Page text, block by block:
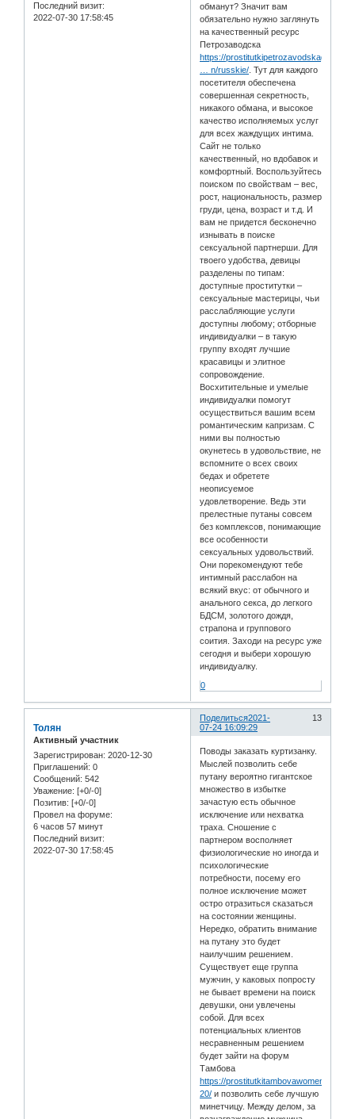
Последний визит:
2022-07-30 17:58:45
обманут? Значит вам
обязательно нужно заглянуть
на качественный ресурс
Петрозаводска
https://prostitutkipetrozavodskagirls.o
… n/russkie/ . Тут для каждого
посетителя обеспечена
совершенная секретность,
никакого обмана, и высокое
качество исполняемых услуг
для всех жаждущих интима.
Сайт не только
качественный, но вдобавок и
комфортный. Воспользуйтесь
поиском по свойствам – вес,
рост, национальность, размер
груди, цена, возраст и т.д. И
вам не придется бесконечно
изнывать в поиске
сексуальной партнерши. Для
твоего удобства, девицы
разделены по типам:
доступные проститутки –
сексуальные мастерицы, чьи
расслабляющие услуги
доступны любому; отборные
индивидуалки – в такую
группу входят лучшие
красавицы и элитное
сопровождение.
Восхитительные и умелые
индивидуалки помогут
осуществиться вашим всем
романтическим капризам. С
ними вы полностью
окунетесь в удовольствие, не
вспомните о всех своих
бедах и обретете
неописуемое
удовлетворение. Ведь эти
прелестные путаны совсем
без комплексов, понимающие
все особенности
сексуальных удовольствий.
Они порекомендуют тебе
интимный расслабон на
всякий вкус: от обычного и
анального секса, до легкого
БДСМ, золотого дождя,
страпона и группового
соития. Заходи на ресурс уже
сегодня и выбери хорошую
индивидуалку.
0
Поделиться 13
2021-
07-24 16:09:29
Толян
Активный участник
Зарегистрирован: 2020-12-30
Приглашений: 0
Сообщений: 542
Уважение: [+0/-0]
Позитив: [+0/-0]
Провел на форуме:
6 часов 57 минут
Последний визит:
2022-07-30 17:58:45
Поводы заказать куртизанку.
Мыслей позволить себе
путану вероятно гигантское
множество в избытке
зачастую есть обычное
исключение или нехватка
траха. Сношение с
партнером восполняет
физиологические но иногда и
психологические
потребности, посему его
полное исключение может
остро отразиться сказаться
на состоянии женщины.
Нередко, обратить внимание
на путану это будет
наилучшим решением.
Существует еще группа
мужчин, у каковых попросту
не бывает времени на поиск
девушки, они увлечены
собой. Для всех
потенциальных клиентов
несравненным решением
будет зайти на форум
Тамбова
https://prostitutkitambovawomen.info/
20/ и позволить себе лучшую
минетчицу. Между делом, за